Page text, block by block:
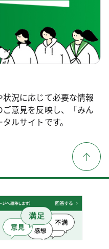
況に応じて必要な情報
意見を反映し、「みん
ルサイトです。